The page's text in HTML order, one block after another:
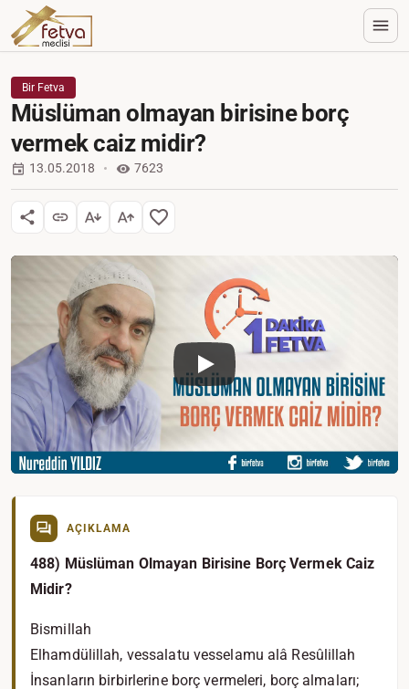
Bir Fetva
Müslüman olmayan birisine borç
vermek caiz midir?
13.05.2018 7623
AÇIKLAMA
488) Müslüman Olmayan Birisine Borç Vermek Caiz
Midir?
Bismillah
Elhamdülillah, vessalatu vesselamu alâ Resûlillah
İnsanların birbirlerine borç vermeleri, borç almaları;